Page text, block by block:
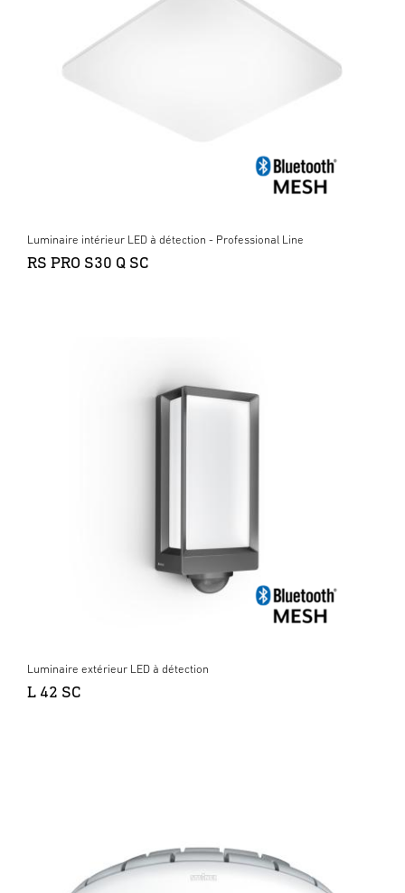
Luminaire intérieur LED à détection - Professional Line
RS PRO S30 Q SC
Luminaire extérieur LED à détection
L 42 SC